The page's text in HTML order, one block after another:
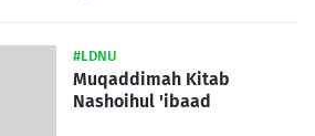
#LDNU
Muqaddimah Kitab
Nashoihul 'ibaad